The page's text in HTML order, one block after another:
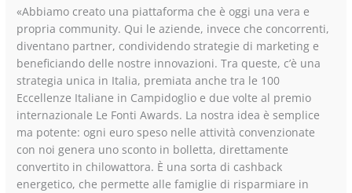
«Abbiamo creato una piattaforma che è oggi una vera e
propria community. Qui le aziende, invece che concorrenti,
diventano partner, condividendo strategie di marketing e
beneficiando delle nostre innovazioni. Tra queste, c’è una
strategia unica in Italia, premiata anche tra le 100
Eccellenze Italiane in Campidoglio e due volte al premio
internazionale Le Fonti Awards. La nostra idea è semplice
ma potente: ogni euro speso nelle attività convenzionate
con noi genera uno sconto in bolletta, direttamente
convertito in chilowattora. È una sorta di cashback
energetico, che permette alle famiglie di risparmiare in